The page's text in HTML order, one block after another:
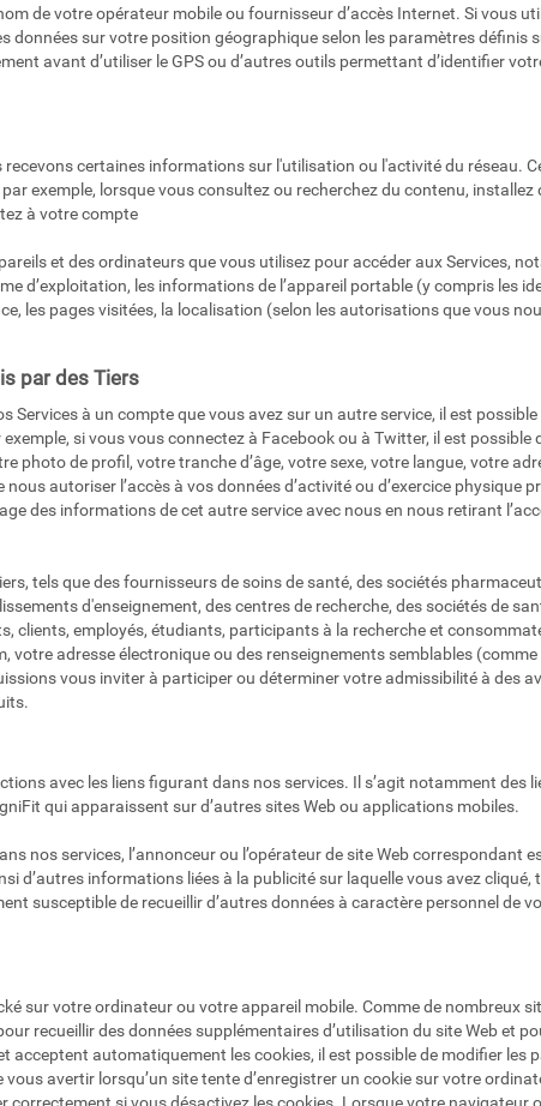
de votre opérateur mobile ou fournisseur d’accès Internet. Si vous
données sur votre position géographique selon les paramètres définis
avant d’utiliser le GPS ou d’autres outils permettant d’identifier
certaines informations sur l'utilisation ou l'activité du réseau.
exemple, lorsque vous consultez ou recherchez du contenu, installez
à votre compte
et des ordinateurs que vous utilisez pour accéder aux Services,
d’exploitation, les informations de l’appareil portable (y compris les
les pages visitées, la localisation (selon les autorisations que vous
par des Tiers
Services à un compte que vous avez sur un autre service, il est
si vous vous connectez à Facebook ou à Twitter, il est possible
photo de profil, votre tranche d’âge, votre sexe, votre langue, votre
autoriser l’accès à vos données d’activité ou d’exercice physique
des informations de cet autre service avec nous en nous retirant
tels que des fournisseurs de soins de santé, des sociétés
d'enseignement, des centres de recherche, des sociétés de
clients, employés, étudiants, participants à la recherche et
votre adresse électronique ou des renseignements semblables
vous inviter à participer ou déterminer votre admissibilité à des
avec les liens figurant dans nos services. Il s’agit notamment des
qui apparaissent sur d’autres sites Web ou applications mobiles.
nos services, l’annonceur ou l’opérateur de site Web correspondant
d’autres informations liées à la publicité sur laquelle vous avez cliqué,
susceptible de recueillir d’autres données à caractère personnel de
sur votre ordinateur ou votre appareil mobile. Comme de nombreux
recueillir des données supplémentaires d’utilisation du site Web et
acceptent automatiquement les cookies, il est possible de modifier les
vous avertir lorsqu’un site tente d’enregistrer un cookie sur votre